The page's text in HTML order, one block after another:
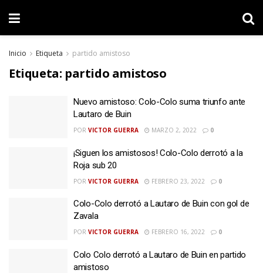
Inicio Etiqueta partido amistoso
Etiqueta: partido amistoso
Nuevo amistoso: Colo-Colo suma triunfo ante
Lautaro de Buin
POR VICTOR GUERRA MARZO 2, 2022 0
¡Siguen los amistosos! Colo-Colo derrotó a la
Roja sub 20
POR VICTOR GUERRA FEBRERO 23, 2022 0
Colo-Colo derrotó a Lautaro de Buin con gol de
Zavala
POR VICTOR GUERRA FEBRERO 16, 2022 0
Colo Colo derrotó a Lautaro de Buin en partido
amistoso